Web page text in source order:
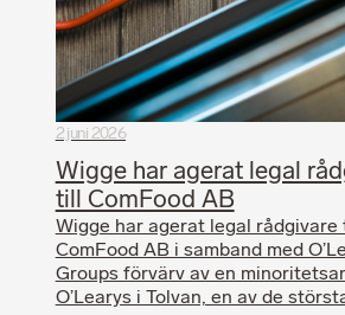
2 juni 2026
Wigge har agerat legal
till ComFood AB
Wigge har agerat legal rådgivare
ComFood AB i samband med
Groups förvärv av en
O’Learys i Tolvan, en av de